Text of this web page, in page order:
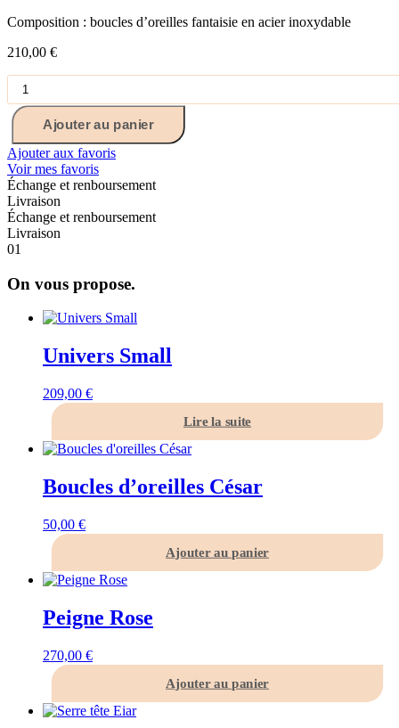
Composition : boucles d’oreilles fantaisie en acier inoxydable
210,00 €
quantité
Grace
Ajouter au panier
Ajouter aux favoris
Voir mes favoris
Échange et renboursement
Livraison
Échange et renboursement
Livraison
01
On vous propose.
Univers Small
209,00 €
Lire la suite
Boucles d’oreilles César
50,00 €
Ajouter au panier
Peigne Rose
270,00 €
Ajouter au panier